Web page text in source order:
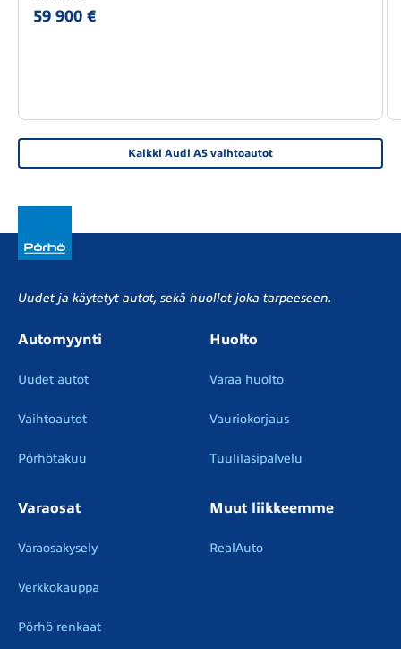
59 900 €
Kaikki Audi A5 vaihtoautot
Uudet ja käytetyt autot, sekä huollot joka tarpeeseen.
Automyynti
Uudet autot
Vaihtoautot
Pörhötakuu
Huolto
Varaa huolto
Vauriokorjaus
Tuulilasipalvelu
Varaosat
Varaosakysely
Verkkokauppa
Pörhö renkaat
Muut liikkeemme
RealAuto